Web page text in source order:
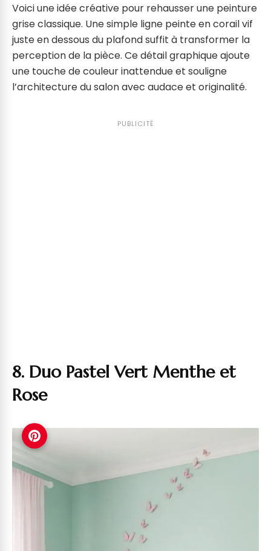
Voici une idée créative pour rehausser une peinture
grise classique. Une simple ligne peinte en corail vif
juste en dessous du plafond suffit à transformer la
perception de la pièce. Ce détail graphique ajoute
une touche de couleur inattendue et souligne
l’architecture du salon avec audace et originalité.
PUBLICITÉ
8. Duo Pastel Vert Menthe et
Rose